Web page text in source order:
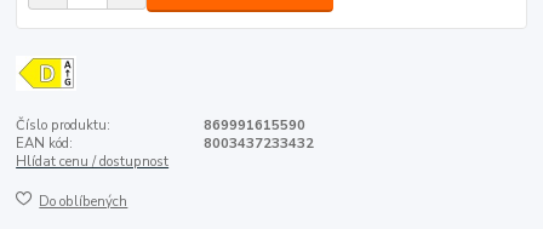
Číslo produktu:
869991615590
EAN kód:
8003437233432
Hlídat cenu / dostupnost
Do oblíbených